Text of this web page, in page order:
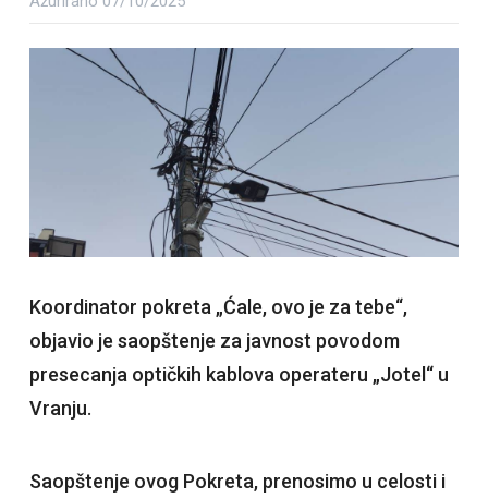
Koordinator pokreta „Ćale, ovo je za tebe“,
objavio je saopštenje za javnost povodom
presecanja optičkih kablova operateru „Jotel“ u
Vranju.
Saopštenje ovog Pokreta, prenosimo u celosti i